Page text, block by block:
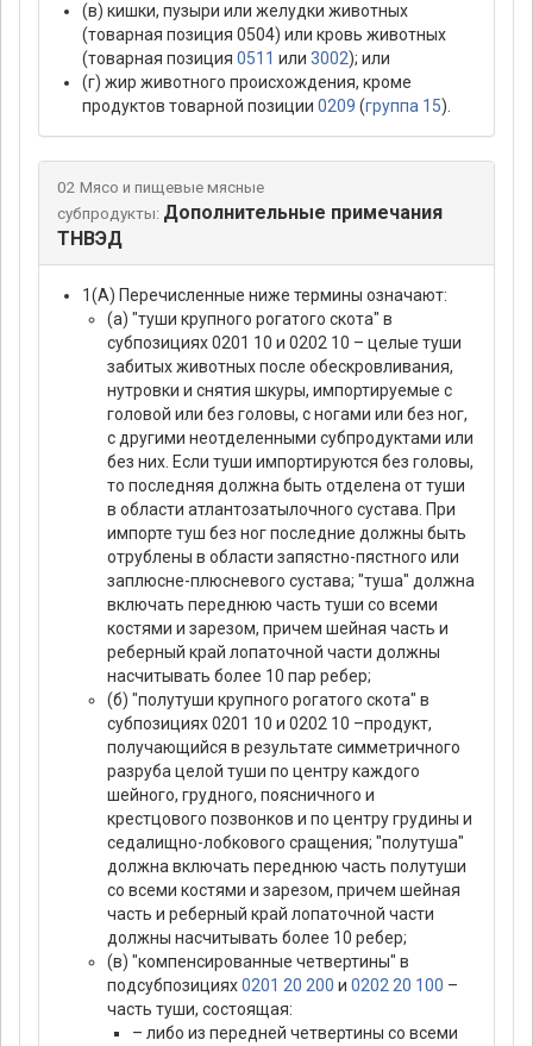
(в) кишки, пузыри или желудки животных
(товарная позиция 0504) или кровь животных
(товарная позиция 0511 или 3002); или
(г) жир животного происхождения, кроме
продуктов товарной позиции 0209 (группа 15).
02 Мясо и пищевые мясные
субпродукты: Дополнительные примечания
ТНВЭД
1(А) Перечисленные ниже термины означают:
(а) "туши крупного рогатого скота" в
субпозициях 0201 10 и 0202 10 – целые туши
забитых животных после обескровливания,
нутровки и снятия шкуры, импортируемые с
головой или без головы, с ногами или без ног,
с другими неотделенными субпродуктами или
без них. Если туши импортируются без головы,
то последняя должна быть отделена от туши
в области атлантозатылочного сустава. При
импорте туш без ног последние должны быть
отрублены в области запястно-пястного или
заплюсне-плюсневого сустава; "туша" должна
включать переднюю часть туши со всеми
костями и зарезом, причем шейная часть и
реберный край лопаточной части должны
насчитывать более 10 пар ребер;
(б) "полутуши крупного рогатого скота" в
субпозициях 0201 10 и 0202 10 –продукт,
получающийся в результате симметричного
разруба целой туши по центру каждого
шейного, грудного, поясничного и
крестцового позвонков и по центру грудины и
седалищно-лобкового сращения; "полутуша"
должна включать переднюю часть полутуши
со всеми костями и зарезом, причем шейная
часть и реберный край лопаточной части
должны насчитывать более 10 ребер;
(в) "компенсированные четвертины" в
подсубпозициях0201 20 200 и 0202 20 100 –
часть туши, состоящая:
– либо из передней четвертины со всеми